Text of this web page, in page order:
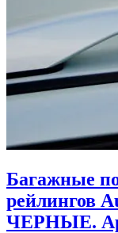
Багажные
рейлингов
ЧЕРНЫЕ.